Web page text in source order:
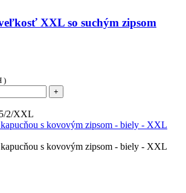
XXL so suchým zipsom
)
2/XXL